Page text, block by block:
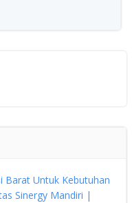
Barat Untuk Kebutuhan
Sinergy Mandiri |